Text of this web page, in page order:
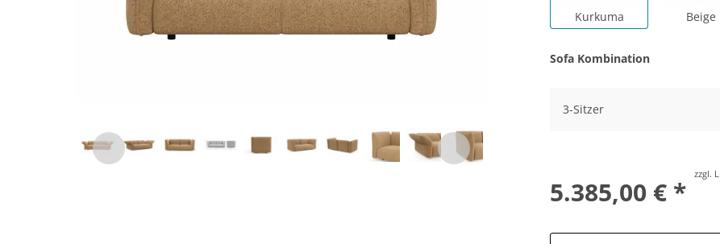
Kurkuma Beige
Sofa Kombination
3-Sitzer
5.385,00 € *
zzgl.